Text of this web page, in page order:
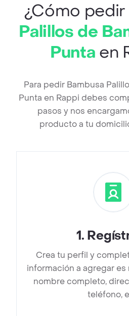
¿Cómo pedir
Palillos de
Punta en
Para pedir Bambusa
Punta en Rappi debes
pasos y nos
producto a tu
1.
Crea tu perfil y
información a agregar
nombre completo,
teléfono,